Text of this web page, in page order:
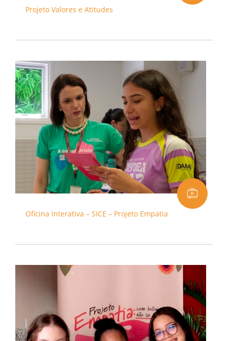
Projeto Valores e Atitudes
Oficina Interativa – SICE – Projeto Empatia